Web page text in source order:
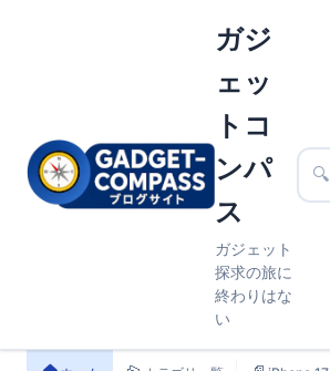
ガジ
ェッ
トコ
ンパ
ス
ガジェット
探求の旅に
終わりはな
い
🔍